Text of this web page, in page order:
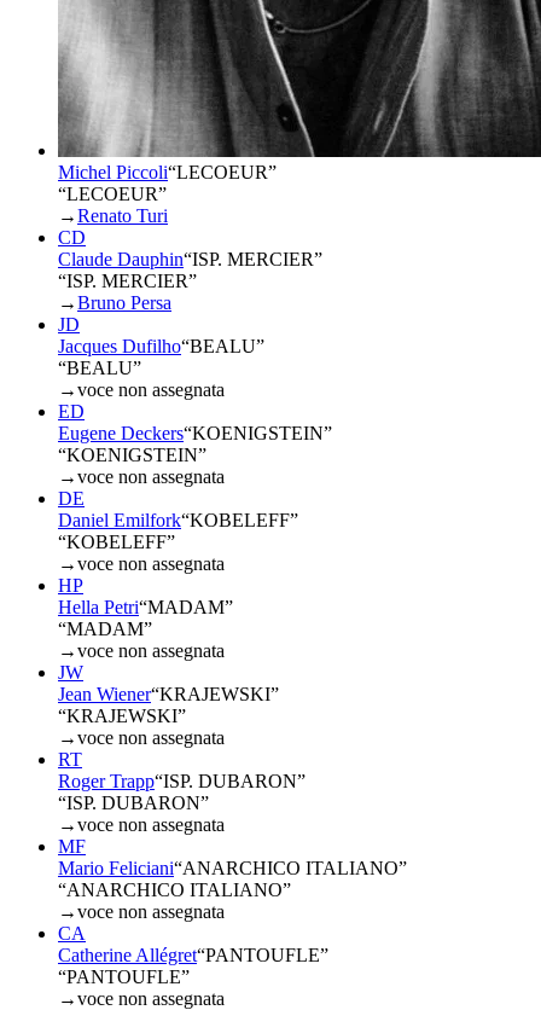
Michel Piccoli“LECOEUR”
“LECOEUR”
→Renato Turi
CD
Claude Dauphin“ISP. MERCIER”
“ISP. MERCIER”
→Bruno Persa
JD
Jacques Dufilho“BEALU”
“BEALU”
→voce non assegnata
ED
Eugene Deckers“KOENIGSTEIN”
“KOENIGSTEIN”
→voce non assegnata
DE
Daniel Emilfork“KOBELEFF”
“KOBELEFF”
→voce non assegnata
HP
Hella Petri“MADAM”
“MADAM”
→voce non assegnata
JW
Jean Wiener“KRAJEWSKI”
“KRAJEWSKI”
→voce non assegnata
RT
Roger Trapp“ISP. DUBARON”
“ISP. DUBARON”
→voce non assegnata
MF
Mario Feliciani“ANARCHICO ITALIANO”
“ANARCHICO ITALIANO”
→voce non assegnata
CA
Catherine Allégret“PANTOUFLE”
“PANTOUFLE”
→voce non assegnata